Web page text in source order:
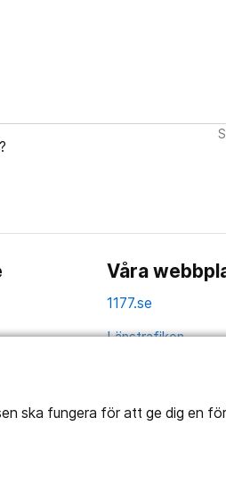
ska fungera för att ge dig en
Våra
1177.se
Länstrafiken
Utveckling